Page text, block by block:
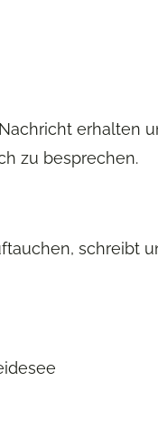
erhalten
zu besprechen.
schreibt